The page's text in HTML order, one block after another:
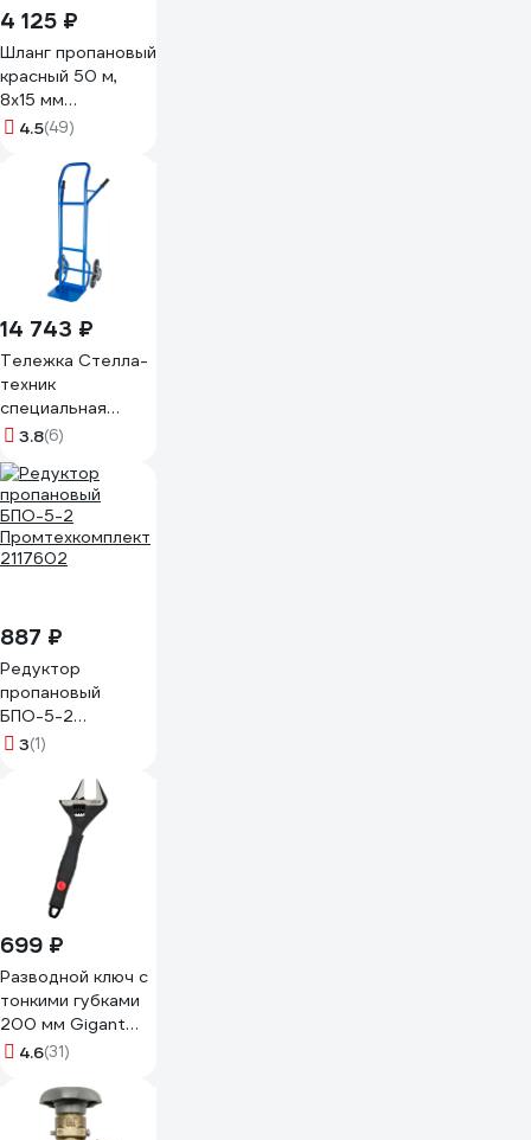
4 125 ₽
Шланг пропановый
красный 50 м,
8х15 мм
SAMGRUPP SAMC-
4.5(49)
14 743 ₽
Тележка Стелла-
техник
специальная
лестничная,
3.8(6)
887 ₽
Редуктор
пропановый
БПО-5-2
Промтехкомплект
3(1)
699 ₽
Разводной ключ с
тонкими губками
200 мм Gigant
Professional
4.6(31)